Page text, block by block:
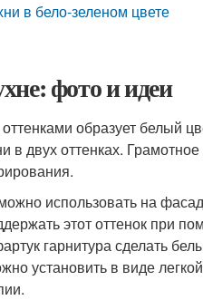
в бело-зеленом цвете
фото и идеи
образует белый
в двух оттенках.
использовать на
этот оттенок при
гарнитура сделать
установить в виде